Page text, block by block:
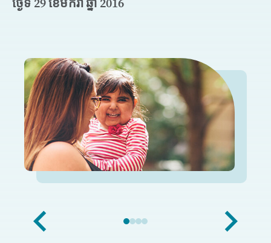
ថ្ងៃទី 29 ខែមករា ឆ្នាំ 2016